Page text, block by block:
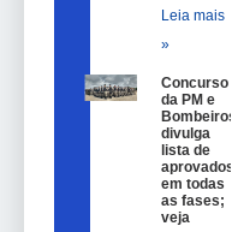
Leia mais
»
Concurso
da PM e
Bombeiros
divulga
lista de
aprovados
em todas
as fases;
veja